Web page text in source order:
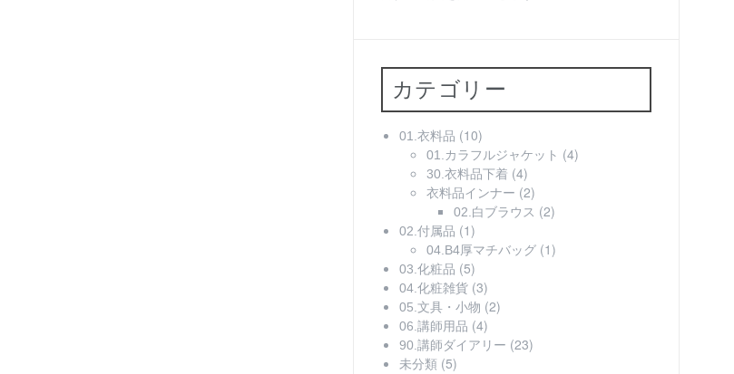
カテゴリー
01.衣料品 (10)
01.カラフルジャケット (4)
30.衣料品下着 (4)
衣料品インナー (2)
02.白ブラウス (2)
02.付属品 (1)
04.B4厚マチバッグ(1)
03.化粧品 (5)
04.化粧雑貨(3)
05.文具・小物 (2)
06.講師用品 (4)
90.講師ダイアリー (23)
未分類 (5)